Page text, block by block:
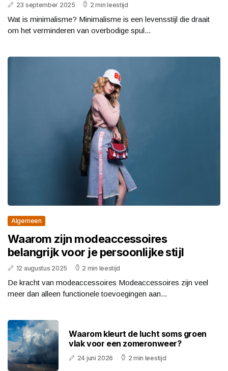
23 september 2025 2 min leestijd
Wat is minimalisme? Minimalisme is een levensstijl die draait
om het verminderen van overbodige spul...
Algemeen
Waarom zijn modeaccessoires
belangrijk voor je persoonlijke stijl
12 augustus 2025 2 min leestijd
De kracht van modeaccessoires Modeaccessoires zijn veel
meer dan alleen functionele toevoegingen aan...
Waarom kleurt de lucht soms groen
vlak voor een zomeronweer?
24 juni 2026 2 min leestijd